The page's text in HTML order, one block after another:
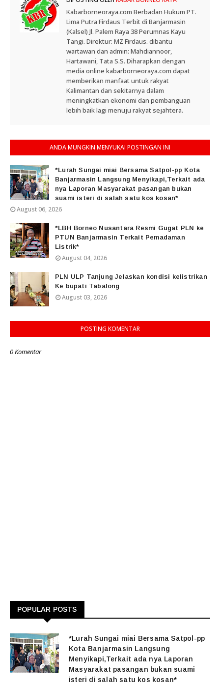
Kabarborneoraya.com Berbadan Hukum PT.
Lima Putra Firdaus Terbit di Banjarmasin
(Kalsel) Jl. Palem Raya 38 Perumnas Kayu
Tangi. Direktur: MZ Firdaus. dibantu
wartawan dan admin: Mahdiannoor,
Hartawani, Tata S.S. Diharapkan dengan
media online kabarborneoraya.com dapat
memberikan manfaat untuk rakyat
Kalimantan dan sekitarnya dalam
meningkatkan ekonomi dan pembanguan
lebih baik lagi menuju rakyat sejahtera.
ANDA MUNGKIN MENYUKAI POSTINGAN INI
*Lurah Sungai miai Bersama Satpol-pp Kota
Banjarmasin Langsung Menyikapi,Terkait ada
nya Laporan Masyarakat pasangan bukan
suami isteri di salah satu kos kosan*
August 06, 2026
*LBH Borneo Nusantara Resmi Gugat PLN ke
PTUN Banjarmasin Terkait Pemadaman
Listrik*
August 04, 2026
PLN ULP Tanjung Jelaskan kondisi kelistrikan
Ke bupati Tabalong
August 03, 2026
POSTING KOMENTAR
0 Komentar
POPULAR POSTS
*Lurah Sungai miai Bersama Satpol-pp
Kota Banjarmasin Langsung
Menyikapi,Terkait ada nya Laporan
Masyarakat pasangan bukan suami
isteri di salah satu kos kosan*